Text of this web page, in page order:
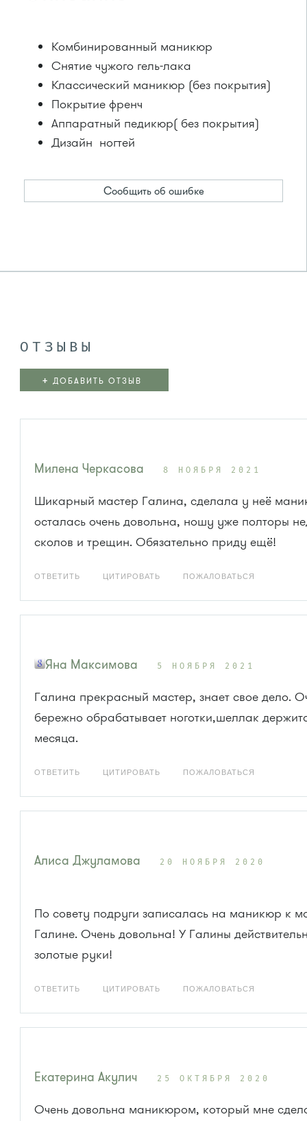
Комбинированный маникюр
Снятие чужого гель-лака
Классический маникюр (без покрытия)
Покрытие френч
Аппаратный педикюр( без покрытия)
Дизайн ногтей
Сообщить об ошибке
ОТЗЫВЫ
+ ДОБАВИТЬ ОТЗЫВ
Милена Черкасова 8 НОЯБРЯ 2021
Шикарный мастер Галина, сделала у неё
осталась очень довольна, ношу уже полторы
сколов и трещин. Обязательно приду ещё!
ОТВЕТИТЬ ЦИТИРОВАТЬ ПОЖАЛОВАТЬСЯ
Яна Максимова 5 НОЯБРЯ 2021
Галина прекрасный мастер, знает свое дело.
бережно обрабатывает ноготки,шеллак
месяца.
ОТВЕТИТЬ ЦИТИРОВАТЬ ПОЖАЛОВАТЬСЯ
Алиса Джуламова 20 НОЯБРЯ 2020
По совету подруги записалась на маникюр к
Галине. Очень довольна! У Галины
золотые руки!
ОТВЕТИТЬ ЦИТИРОВАТЬ ПОЖАЛОВАТЬСЯ
Екатерина Акулич 25 ОКТЯБРЯ 2020
Очень довольна маникюром, который мне